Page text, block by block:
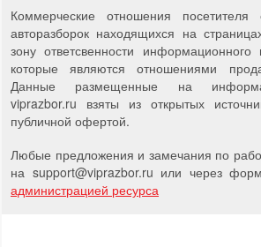
Коммерческие отношения
авторазборок находящихся на
зону ответсвенности информационного
которые являются отношениями
Данные размещенные на
viprazbor.ru взяты из открытых
публичной офертой.
Любые предложения и замечания по
на support@viprazbor.ru или через
администрацией ресурса